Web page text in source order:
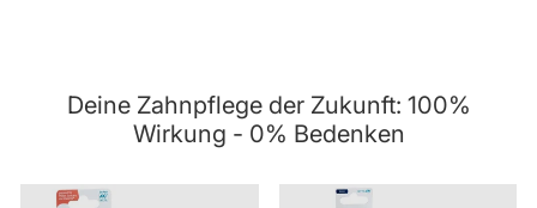
Deine Zahnpflege der Zukunft: 100%
Wirkung - 0% Bedenken